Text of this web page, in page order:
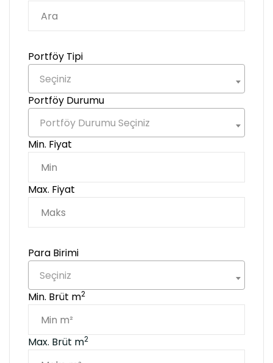
Portföy Tipi
Seçiniz
Portföy Durumu
Portföy Durumu Seçiniz
Min. Fiyat
Max. Fiyat
Para Birimi
Seçiniz
Min. Brüt m2
Max. Brüt m2